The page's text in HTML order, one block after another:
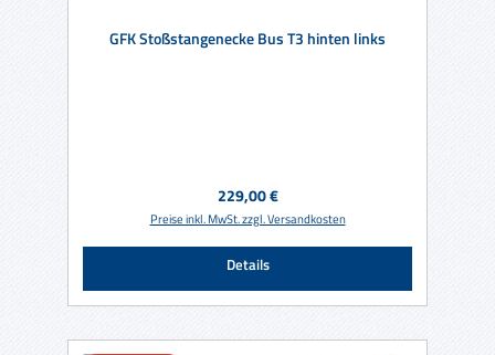
GFK Stoßstangenecke Bus T3 hinten links
Regulärer Preis:
229,00 €
Preise inkl. MwSt. zzgl. Versandkosten
Details